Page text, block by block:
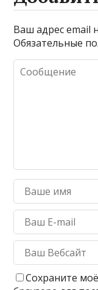
Ваш адрес email
Обязательные
Сохраните